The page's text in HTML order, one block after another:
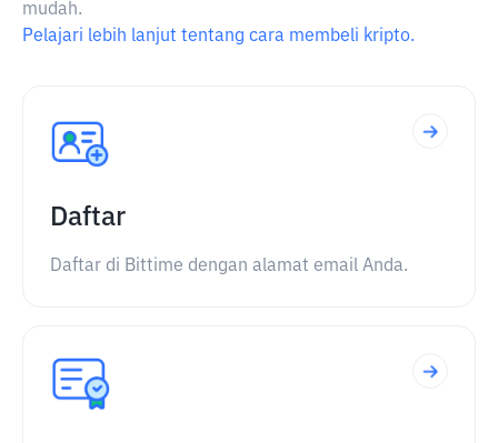
mudah.
Pelajari lebih lanjut tentang cara membeli kripto.
Daftar
Daftar di Bittime dengan alamat email Anda.